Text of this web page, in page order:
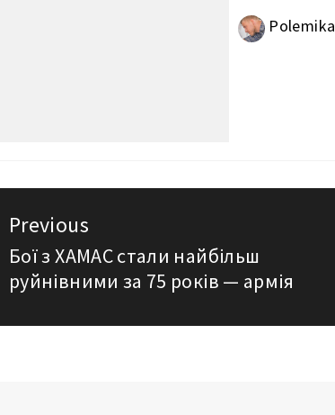
Polemika
Previous
Previous
post:
Бої з ХАМАС стали найбільш
руйнівними за 75 років — армія